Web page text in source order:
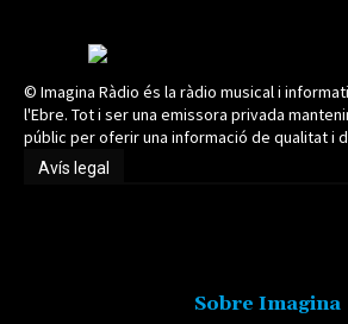
© Imagina Ràdio és la ràdio musical i
l'Ebre. Tot i ser una emissora privada
públic per oferir una informació de qualitat i
Avís legal
Sobre Imagina